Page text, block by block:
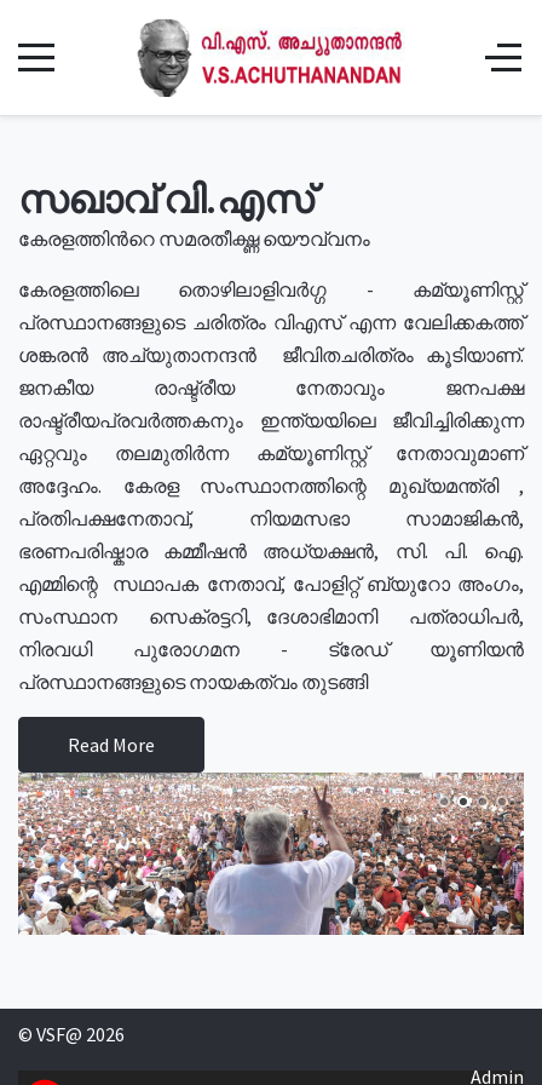
സഖാവ് വി.എസ്
കേരളത്തിൻറെ സമരതീക്ഷ്ണ യൌവ്വനം
കേരളത്തിലെ തൊഴിലാളിവർഗ്ഗ - കമ്യൂണിസ്റ്റ്
പ്രസ്ഥാനങ്ങളുടെ ചരിത്രം വിഎസ് എന്ന വേലിക്കകത്ത്
ശങ്കരൻ അച്യുതാനന്ദൻ ജീവിതചരിത്രം കൂടിയാണ്.
ജനകീയ രാഷ്ട്രീയ നേതാവും ജനപക്ഷ
രാഷ്ട്രീയപ്രവർത്തകനും ഇന്ത്യയിലെ ജീവിച്ചിരിക്കുന്ന
ഏറ്റവും തലമുതിർന്ന കമ്യൂണിസ്റ്റ് നേതാവുമാണ്
അദ്ദേഹം. കേരള സംസ്ഥാനത്തിന്റെ മുഖ്യമന്ത്രി ,
പ്രതിപക്ഷനേതാവ്, നിയമസഭാ സാമാജികൻ,
ഭരണപരിഷ്കാര കമ്മീഷൻ അധ്യക്ഷൻ, സി. പി. ഐ.
എമ്മിന്റെ സഥാപക നേതാവ്, പോളിറ്റ് ബ്യുറോ അംഗം,
സംസ്ഥാന സെക്രട്ടറി, ദേശാഭിമാനി പത്രാധിപർ,
നിരവധി പുരോഗമന - ട്രേഡ് യൂണിയൻ
പ്രസ്ഥാനങ്ങളുടെ നായകത്വം തുടങ്ങി
Read More
© VSF@ 2026
Admin